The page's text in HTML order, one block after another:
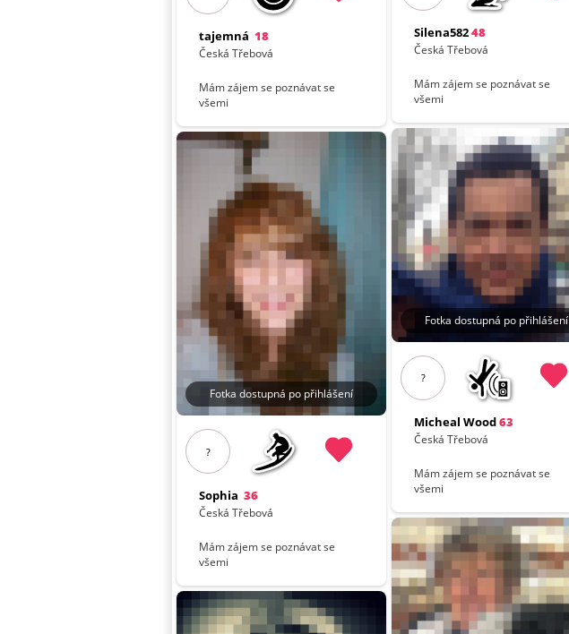
tajemná 18
Česká Třebová
Mám zájem se poznávat se
všemi
Fotka dostupná po přihlášení
?
Sophia 36
Česká Třebová
Mám zájem se poznávat se
všemi
Silena58248
Česká Třebová
Mám zájem se poznávat se
všemi
Fotka dostupná po přihlášení
?
Micheal Wood63
Česká Třebová
Mám zájem se poznávat se
všemi